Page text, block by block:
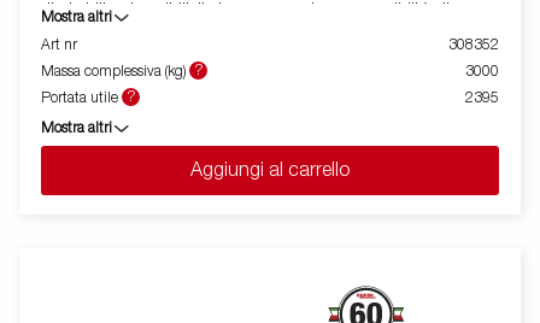
ribaltabili e rimovibili, il che aumenta le sue possibilità di
utilizzo, trasformandolo da rimorchio cassonato a pianale. I
punti di fissaggio ( max 400 kg carico/per anello)sono perfetti
per assicurare il carico . E' disponibile una vasta gamma di
mostrare attrezzature opzionali.
Mostra altri
Art nr
308352
Massa complessiva (kg)
?
3000
Portata utile
? 2395
Mostra altri
Aggiungi al carrello